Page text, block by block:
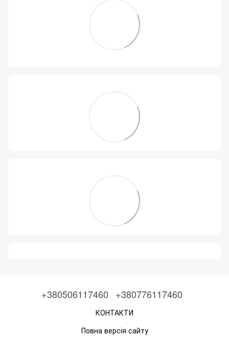
+380506117460 +380776117460
КОНТАКТИ
Повна версія сайту